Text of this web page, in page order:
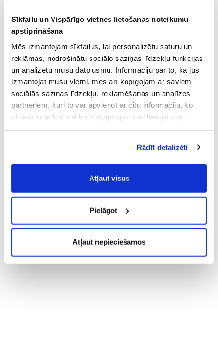
Sīkfailu un Vispārīgo vietnes lietošanas noteikumu
apstiprināšana
Mēs izmantojam sīkfailus, lai personalizētu saturu un
reklāmas, nodrošinātu sociālo saziņas līdzekļu funkcijas
un analizētu mūsu datplūsmu. Informāciju par to, kā jūs
izmantojat mūsu vietni, mēs arī kopīgojam ar saviem
sociālās saziņas līdzekļu, reklamēšanas un analīzes
partneriem, kuri to var apvienot ar citu informāciju, ko
viņiem sniedzat vai ko viņi apkopo, kad lietojat viņu
Vispārīgiem vietnes lietošanas
noteikumiem(saīsināti - VVLN).
Rādīt detalizēti
Atļaut visus
Pielāgot
Atļaut nepieciešamos